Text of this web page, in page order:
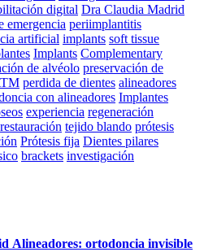
digital Dra Claudia Madrid
emergencia periimplantitis
artificial implants soft tissue
Implants Complementary
de alvéolo preservación de
perdida de dientes alineadores
con alineadores Implantes
experiencia regeneración
restauración tejido blando prótesis
Prótesis fija Dientes pilares
brackets investigación
Alineadores: ortodoncia invisible